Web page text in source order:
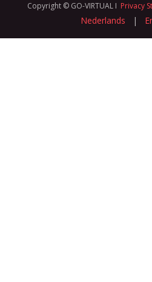
Copyright © GO-VIRTUAL I Privacy
Nederlands |